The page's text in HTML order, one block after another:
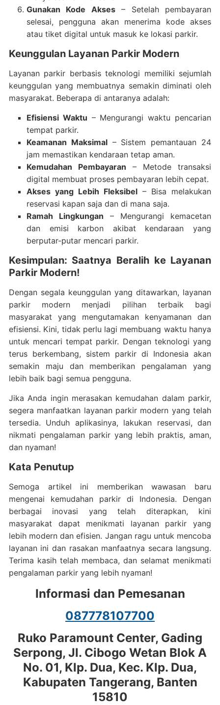
Gunakan Kode Akses– Setelah pembayaran
selesai, pengguna akan menerima kode akses
atau tiket digital untuk masuk ke lokasi parkir.
Keunggulan Layanan Parkir Modern
Layanan parkir berbasis teknologi memiliki sejumlah
keunggulan yang membuatnya semakin diminati oleh
masyarakat. Beberapa di antaranya adalah:
Efisiensi Waktu – Mengurangi waktu pencarian
tempat parkir.
Keamanan Maksimal– Sistem pemantauan 24
jam memastikan kendaraan tetap aman.
Kemudahan Pembayaran – Metode transaksi
digital membuat proses pembayaran lebih cepat.
Akses yang Lebih Fleksibel – Bisa melakukan
reservasi kapan saja dan di mana saja.
Ramah Lingkungan – Mengurangi kemacetan
dan emisi karbon akibat kendaraan yang
berputar-putar mencari parkir.
Kesimpulan: Saatnya Beralih ke Layanan
Parkir Modern!
Dengan segala keunggulan yang ditawarkan, layanan
parkir modern menjadi pilihan terbaik bagi
masyarakat yang mengutamakan kenyamanan dan
efisiensi. Kini, tidak perlu lagi membuang waktu hanya
untuk mencari tempat parkir. Dengan teknologi yang
terus berkembang, sistem parkir di Indonesia akan
semakin maju dan memberikan pengalaman yang
lebih baik bagi semua pengguna.
Jika Anda ingin merasakan kemudahan dalam parkir,
segera manfaatkan layanan parkir modern yang telah
tersedia. Unduh aplikasinya, lakukan reservasi, dan
nikmati pengalaman parkir yang lebih praktis, aman,
dan nyaman!
Kata Penutup
Semoga artikel ini memberikan wawasan baru
mengenai kemudahan parkir di Indonesia. Dengan
berbagai inovasi yang telah diterapkan, kini
masyarakat dapat menikmati layanan parkir yang
lebih modern dan efisien. Jangan ragu untuk mencoba
layanan ini dan rasakan manfaatnya secara langsung.
Terima kasih telah membaca, dan selamat menikmati
pengalaman parkir yang lebih nyaman!
Informasi dan Pemesanan
087778107700
Ruko Paramount Center, Gading
Serpong, Jl. Cibogo Wetan Blok A
No. 01, Klp. Dua, Kec. Klp. Dua,
Kabupaten Tangerang, Banten
15810